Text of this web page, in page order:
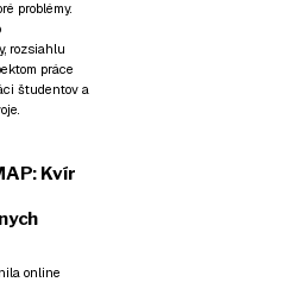
problémy.
rozsiahlu
práce
študentov a
Kvír
online